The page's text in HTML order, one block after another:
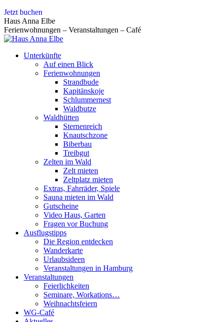
Zum
Inhalt
springen
Jetzt buchen
Haus Anna Elbe
Ferienwohnungen – Veranstaltungen – Café
Unterkünfte
Auf einen Blick
Ferienwohnungen
Strandbude
Kapitänskoje
Schlummernest
Waldbutze
Waldhütten
Sternenreich
Knautschzone
Biberbau
Treibgut
Zelten im Wald
Zelt mieten
Zeltplatz mieten
Extras, Fahrräder, Spiele
Sauna mieten im Wald
Gutscheine
Video Haus, Garten
Fragen vor Buchung
Ausflugstipps
Die Region entdecken
Wanderkarte
Urlaubsideen
Veranstaltungen in Hamburg
Veranstaltungen
Feierlichkeiten
Seminare, Workations…
Weihnachtsfeiern
WG-Café